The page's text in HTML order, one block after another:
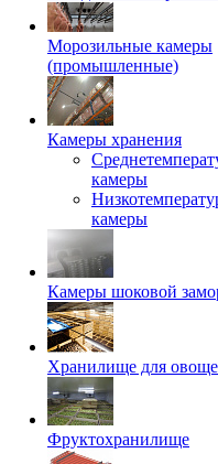
Морозильные камеры
(промышленные)
Камеры хранения
камеры
камеры
Камеры шоковой
Хранилище для
Фруктохранилище